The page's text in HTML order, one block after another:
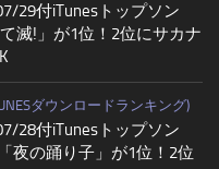
29付iTunesトップソン
滅!」が1位！2位にサカナ
ダウンロードランキング)
28付iTunesトップソン
夜の踊り子」が1位！2位